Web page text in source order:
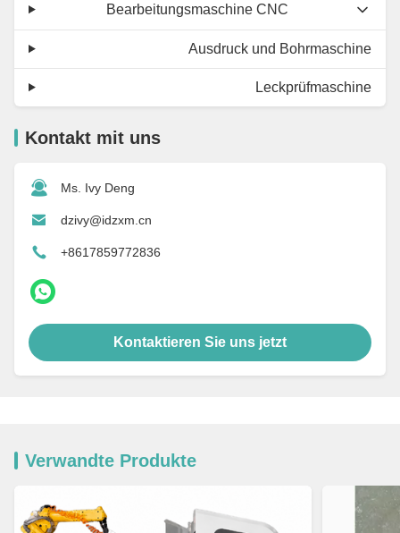
Bearbeitungsmaschine CNC
Ausdruck und Bohrmaschine
Leckprüfmaschine
Kontakt mit uns
Ms. Ivy Deng
dzivy@idzxm.cn
+8617859772836
Kontaktieren Sie uns jetzt
Verwandte Produkte